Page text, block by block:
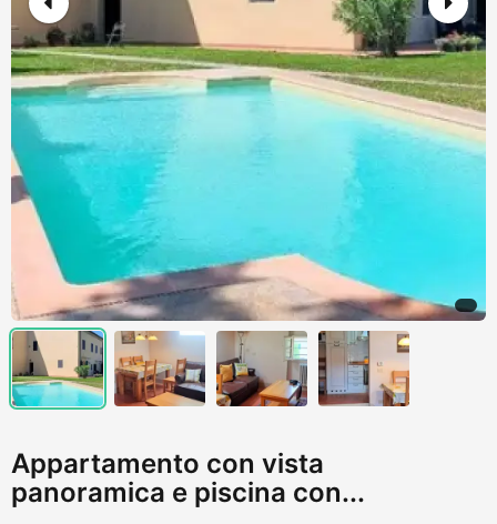
Appartamento con vista
panoramica e piscina con...